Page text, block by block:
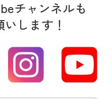
チャンネルも
します！